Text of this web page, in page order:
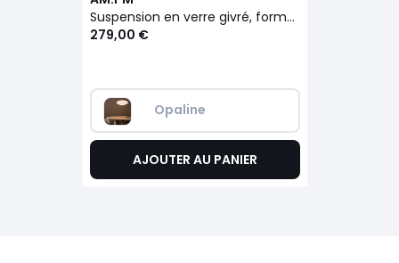
Suspension en verre givré, forme ovale, Raeyes
279,00 €
Opaline
AJOUTER AU PANIER